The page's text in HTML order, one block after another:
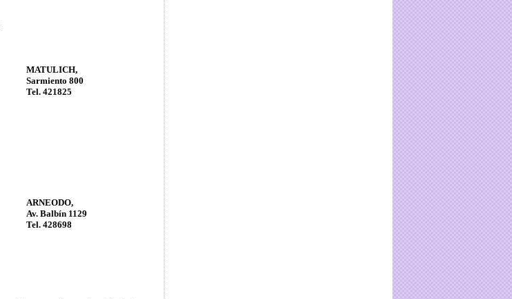
MATULICH,
Sarmiento 800
Tel. 421825
ARNEODO,
Av. Balbín 1129
Tel. 428698